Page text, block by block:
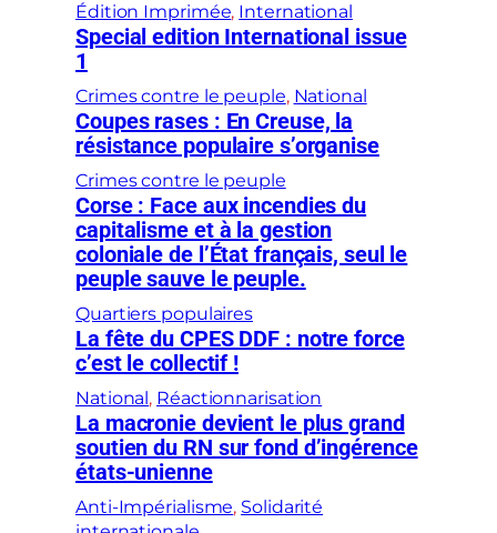
Édition Imprimée, International
Special edition International issue
1
Crimes contre le peuple, National
Coupes rases : En Creuse, la
résistance populaire s’organise
Crimes contre le peuple
Corse : Face aux incendies du
capitalisme et à la gestion
coloniale de l’État français, seul le
peuple sauve le peuple.
Quartiers populaires
La fête du CPES DDF : notre force
c’est le collectif !
National , Réactionnarisation
La macronie devient le plus grand
soutien du RN sur fond d’ingérence
états-unienne
Anti-Impérialisme, Solidarité